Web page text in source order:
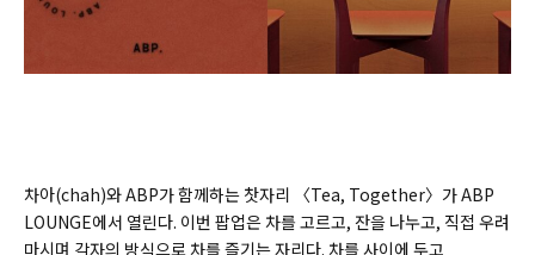
차아(chah)와 ABP가 함께하는 찻자리 〈Tea, Together〉가 ABP
LOUNGE에서 열린다. 이번 팝업은 차를 고르고, 잔을 나누고, 직접 우려
마시며 각자의 방식으로 차를 즐기는 자리다. 차를 사이에 두고